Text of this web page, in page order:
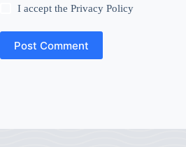
I accept thePrivacy Policy
Post Comment